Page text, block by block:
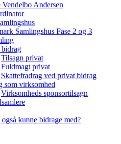
Vendelbo Andersen
Samlingshus Fase 2 og 3
Tilsagn privat
Fuldmagt privat
Skattefradrag ved privat bidrag
som virksomhed
Virksomheds sponsortilsagn
kunne bidrage med?